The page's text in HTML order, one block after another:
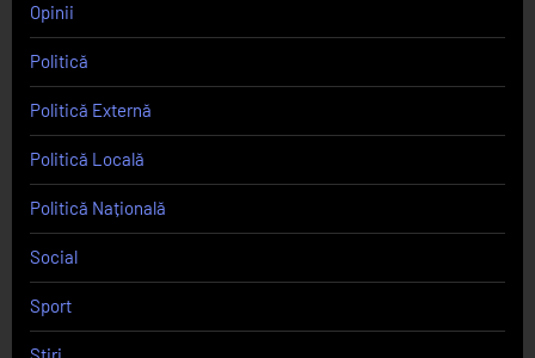
Opinii
Politică
Politică Externă
Politică Locală
Politică Națională
Social
Sport